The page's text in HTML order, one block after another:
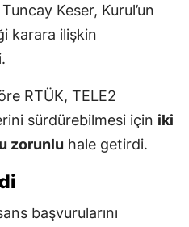
Keser, Kurul’un
karara ilişkin
RTÜK, TELE2
sürdürebilmesi için iki
zorunlu hale getirdi.
başvurularını